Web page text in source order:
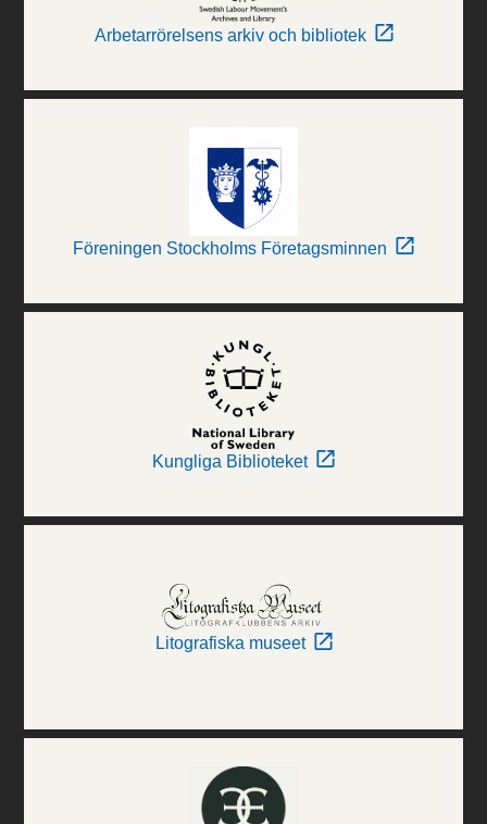
Arbetarrörelsens arkiv och bibliotek
Föreningen Stockholms Företagsminnen
Kungliga Biblioteket
Litografiska museet